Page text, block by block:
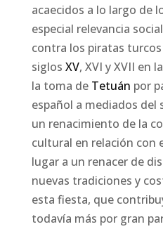
acaecidos a lo largo de
especial relevancia
contra los piratas
siglos XV, XVI y XVII en
la toma de Tetuán por
español a mediados del
un renacimiento de la
cultural en relación con
lugar a un renacer de
nuevas tradiciones y
esta fiesta, que
todavía más por gran